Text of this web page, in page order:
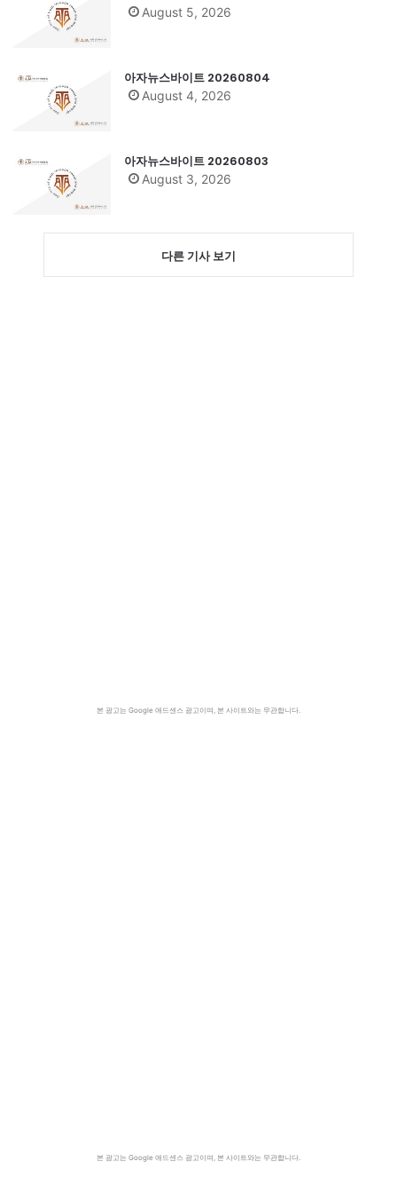
August 5, 2026
아자뉴스바이트 20260804
August 4, 2026
아자뉴스바이트 20260803
August 3, 2026
다른 기사 보기
본 광고는 Google 애드센스 광고이며, 본 사이트와는 무관합니다.
본 광고는 Google 애드센스 광고이며, 본 사이트와는 무관합니다.